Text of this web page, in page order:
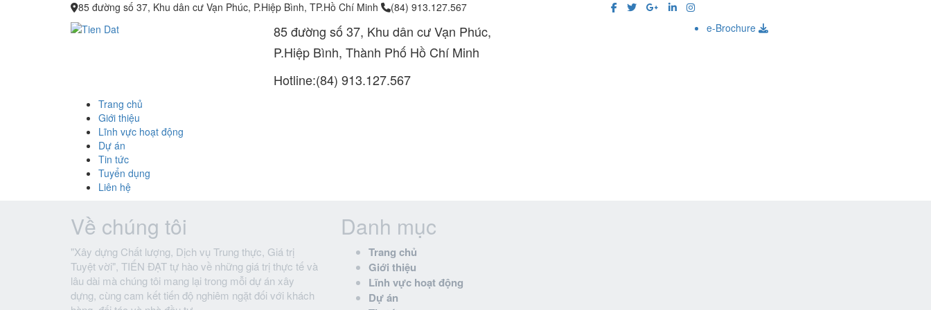
85 đường số 37, Khu dân cư Vạn Phúc, P.Hiệp Bình, TP.Hồ Chí Minh (84) 913.127.567
85 đường số 37, Khu dân cư Vạn Phúc,
P.Hiệp Bình, Thành Phố Hồ Chí Minh
Hotline:(84) 913.127.567
e-Brochure
Trang chủ
Giới thiệu
Lĩnh vực hoạt động
Dự án
Tin tức
Tuyển dụng
Liên hệ
Về chúng tôi
"Xây dựng Chất lượng, Dịch vụ Trung thực, Giá trị
Tuyệt vời", TIẾN ĐẠT tự hào về những giá trị thực tế và
lâu dài mà chúng tôi mang lại trong mỗi dự án xây
dựng, cùng cam kết tiến độ nghiêm ngặt đối với khách
Danh mục
Trang chủ
Giới thiệu
Lĩnh vực hoạt động
Dự án